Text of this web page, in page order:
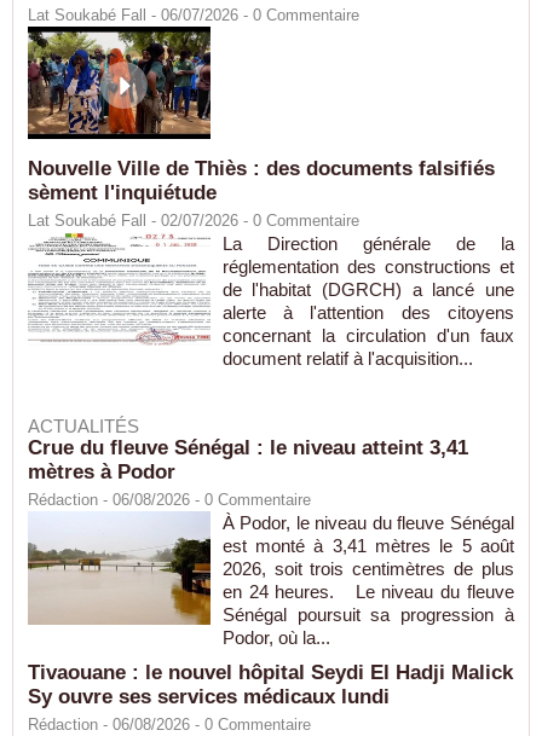
Lat Soukabé Fall - 06/07/2026 - 0 Commentaire
Nouvelle Ville de Thiès : des documents falsifiés
sèment l'inquiétude
Lat Soukabé Fall - 02/07/2026 - 0 Commentaire
La Direction générale de la
réglementation des constructions et
de l'habitat (DGRCH) a lancé une
alerte à l'attention des citoyens
concernant la circulation d'un faux
document relatif à l'acquisition...
ACTUALITÉS
Crue du fleuve Sénégal : le niveau atteint 3,41
mètres à Podor
Rédaction - 06/08/2026 - 0 Commentaire
À Podor, le niveau du fleuve Sénégal
est monté à 3,41 mètres le 5 août
2026, soit trois centimètres de plus
en 24 heures. Le niveau du fleuve
Sénégal poursuit sa progression à
Podor, où la...
Tivaouane : le nouvel hôpital Seydi El Hadji Malick
Sy ouvre ses services médicaux lundi
Rédaction - 06/08/2026 - 0 Commentaire